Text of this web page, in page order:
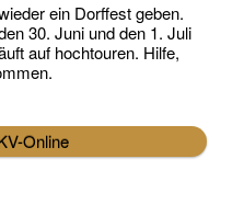
ein Dorffest geben.
30. Juni und den 1. Juli
auf hochtouren. Hilfe,
Online